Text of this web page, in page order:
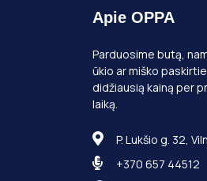
Apie OPPA
Parduosime butą,
ūkio ar miško
didžiausią kainą per
laiką.
P. Lukšio g. 32,
+370 657 44512